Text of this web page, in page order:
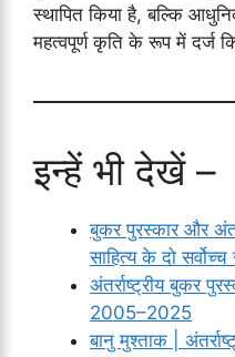
स्थापित किया है, बल्कि
महत्वपूर्ण कृति के रूप में दर्ज
इन्हें भी देखें –
बुकर पुरस्कार और
साहित्य के दो सर्वोच्च
अंतर्राष्ट्रीय बुकर
2005–2025
बानु मुश्ताक |